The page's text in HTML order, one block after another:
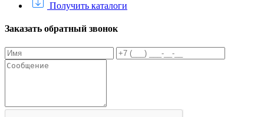
Получить каталоги
Заказать обратный звонок